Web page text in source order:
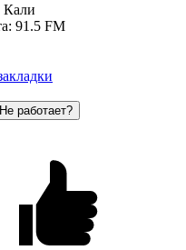
Кали
91.5 FM
Не работает?